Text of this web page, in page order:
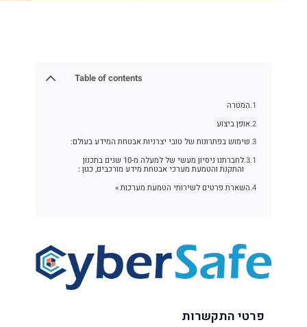
Table of contents
המטרה
אופן ביצוע
שימוש בפתרונות של טובי יצרניות אבטחת המידע בעולם:
לחברתנו ניסיון מעשי של למעלה מ-10 שנים בתכנון
והתקנת והטמעת מערכי אבטחת מידע מורכבים, כגון :
השארת פרטים לשירותי הטמעת מערכות »
פרטי התקשרות